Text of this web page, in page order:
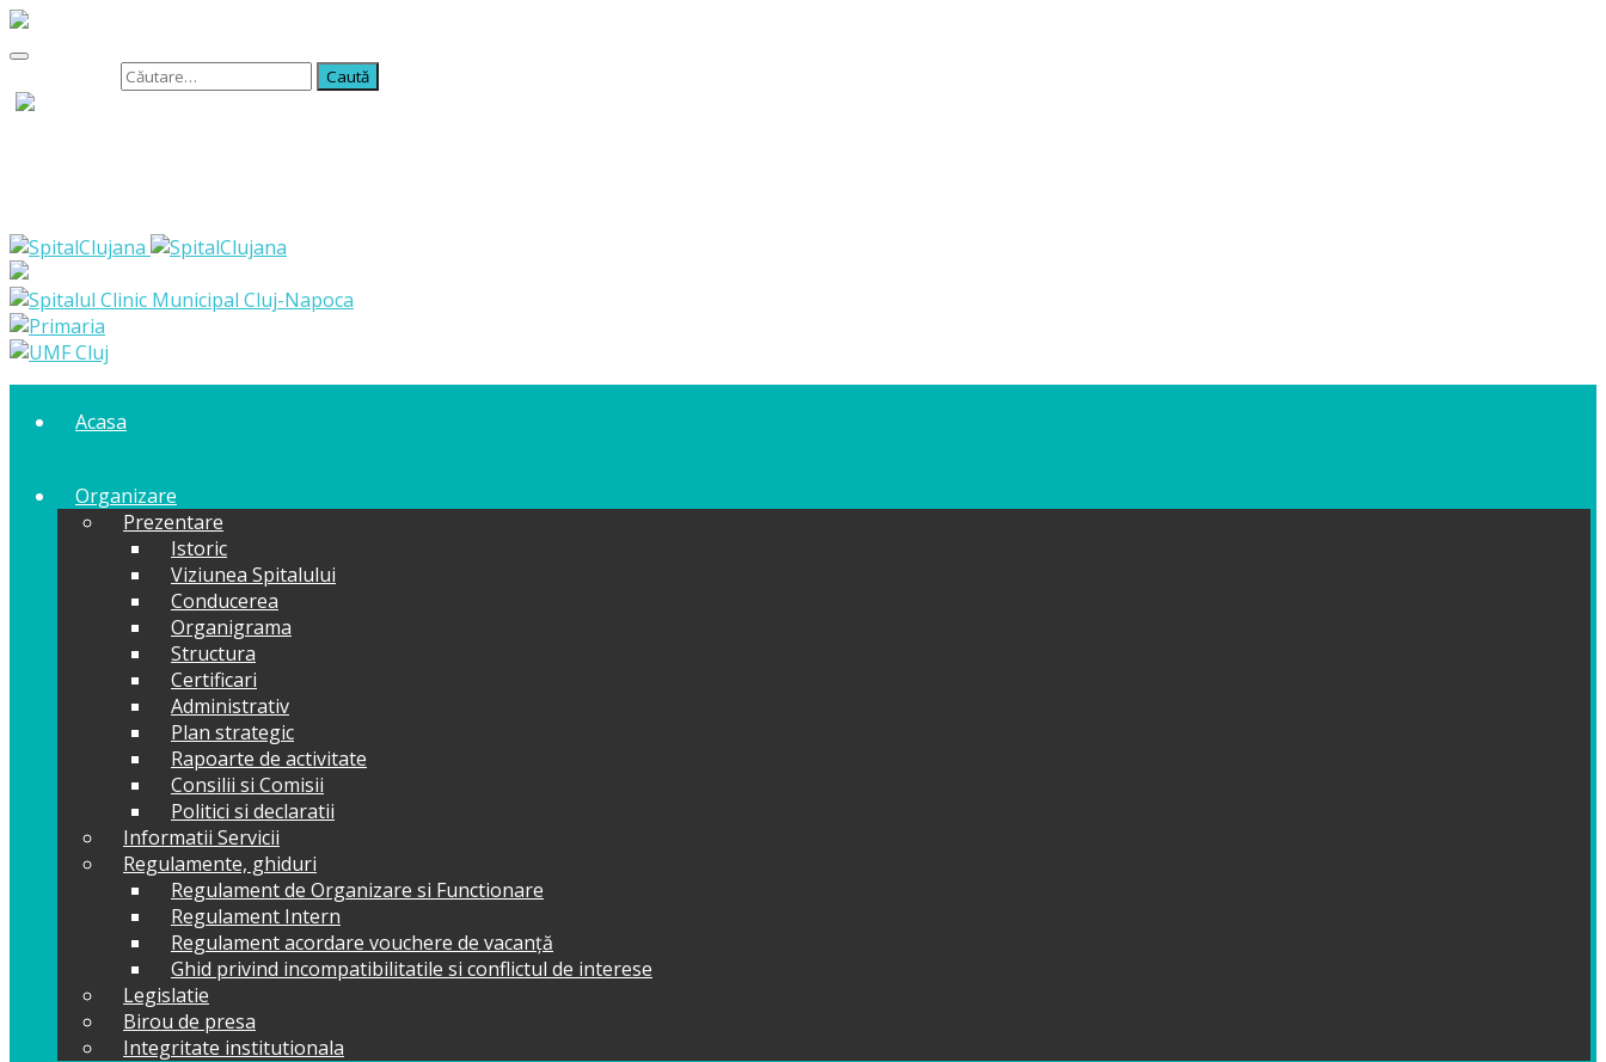
Acasa
Organizare
Prezentare
Istoric
Viziunea Spitalului
Conducerea
Organigrama
Structura
Certificari
Administrativ
Plan strategic
Rapoarte de activitate
Consilii si Comisii
Politici si declaratii
Informatii Servicii
Regulamente, ghiduri
Regulament de Organizare si Functionare
Regulament Intern
Regulament acordare vouchere de vacanță
Ghid privind incompatibilitatile si conflictul de interese
Legislatie
Birou de presa
Integritate institutionala